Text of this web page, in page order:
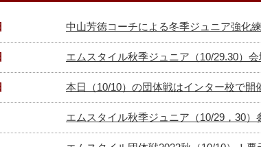
中山芳徳コーチによる冬季ジュニア強化
エムスタイル秋季ジュニア（10/29.30）
本日（10/10）の団体戦はインター校で開
エムスタイル秋季ジュニア（10/29，30）